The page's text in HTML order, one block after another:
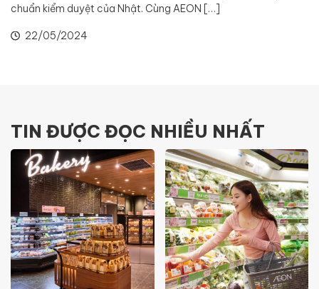
chuẩn kiểm duyệt của Nhật. Cùng AEON […]
22/05/2024
CẨM NANG MUA SẮM
TIN ĐƯỢC ĐỌC NHIỀU NHẤT